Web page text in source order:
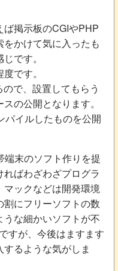
ば掲示板のCGIやPHP
かけて気に入ったも
です。
です。
で、設置してもらう
の公開となります。
パイルしたものを公開
端末のソフト作りを提
ばわざわざプログラ
マックなどは開発環境
にフリーソフトの数
な細かいソフトが不
すが、今後はますます
るような気がしま